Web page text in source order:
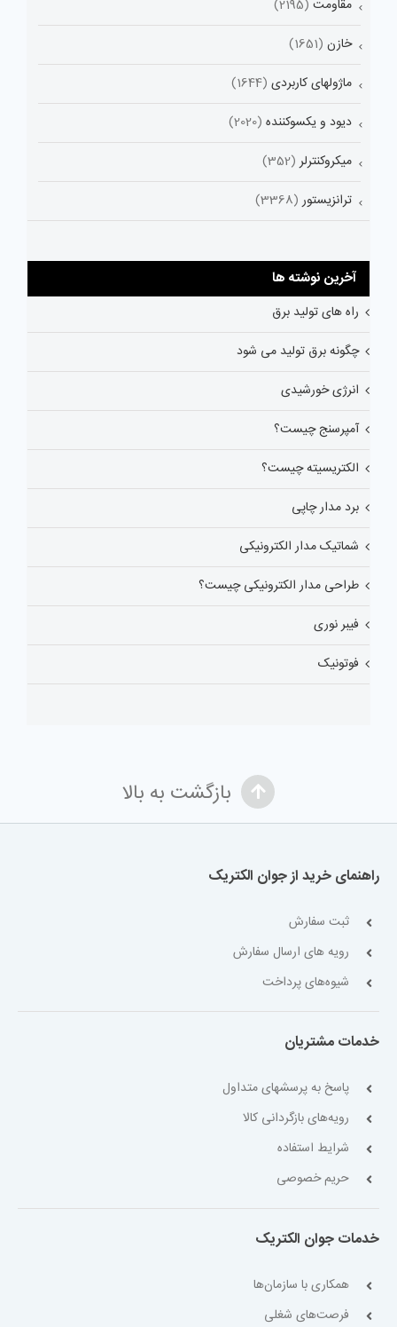
مقاومت (2195)
خازن (1651)
ماژولهای کاربردی (1644)
دیود و یکسوکننده (2020)
میکروکنترلر (352)
ترانزیستور (3368)
آخرین نوشته ها
راه های تولید برق
چگونه برق تولید می شود
انرژی خورشیدی
آمپرسنج چیست؟
الکتریسیته چیست؟
برد مدار چاپی
شماتیک مدار الکترونیکی
طراحی مدار الکترونیکی چیست؟
فیبر نوری
فوتونیک
بازگشت به بالا
راهنمای خرید از جوان الکتریک
ثبت سفارش
رویه های ارسال سفارش
شیوه‌های پرداخت
خدمات مشتریان
پاسخ به پرسشهای متداول
رویه‌های بازگردانی کالا
شرایط استفاده
حریم خصوصی
خدمات جوان الکتریک
همکاری با سازمان‌ها
فرصت‌های شغلی